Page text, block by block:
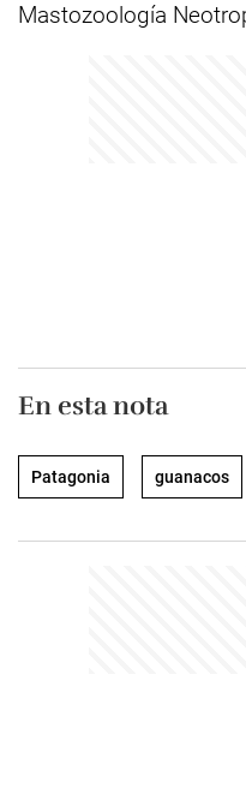
Mastozoología
En esta nota
Patagonia guanacos